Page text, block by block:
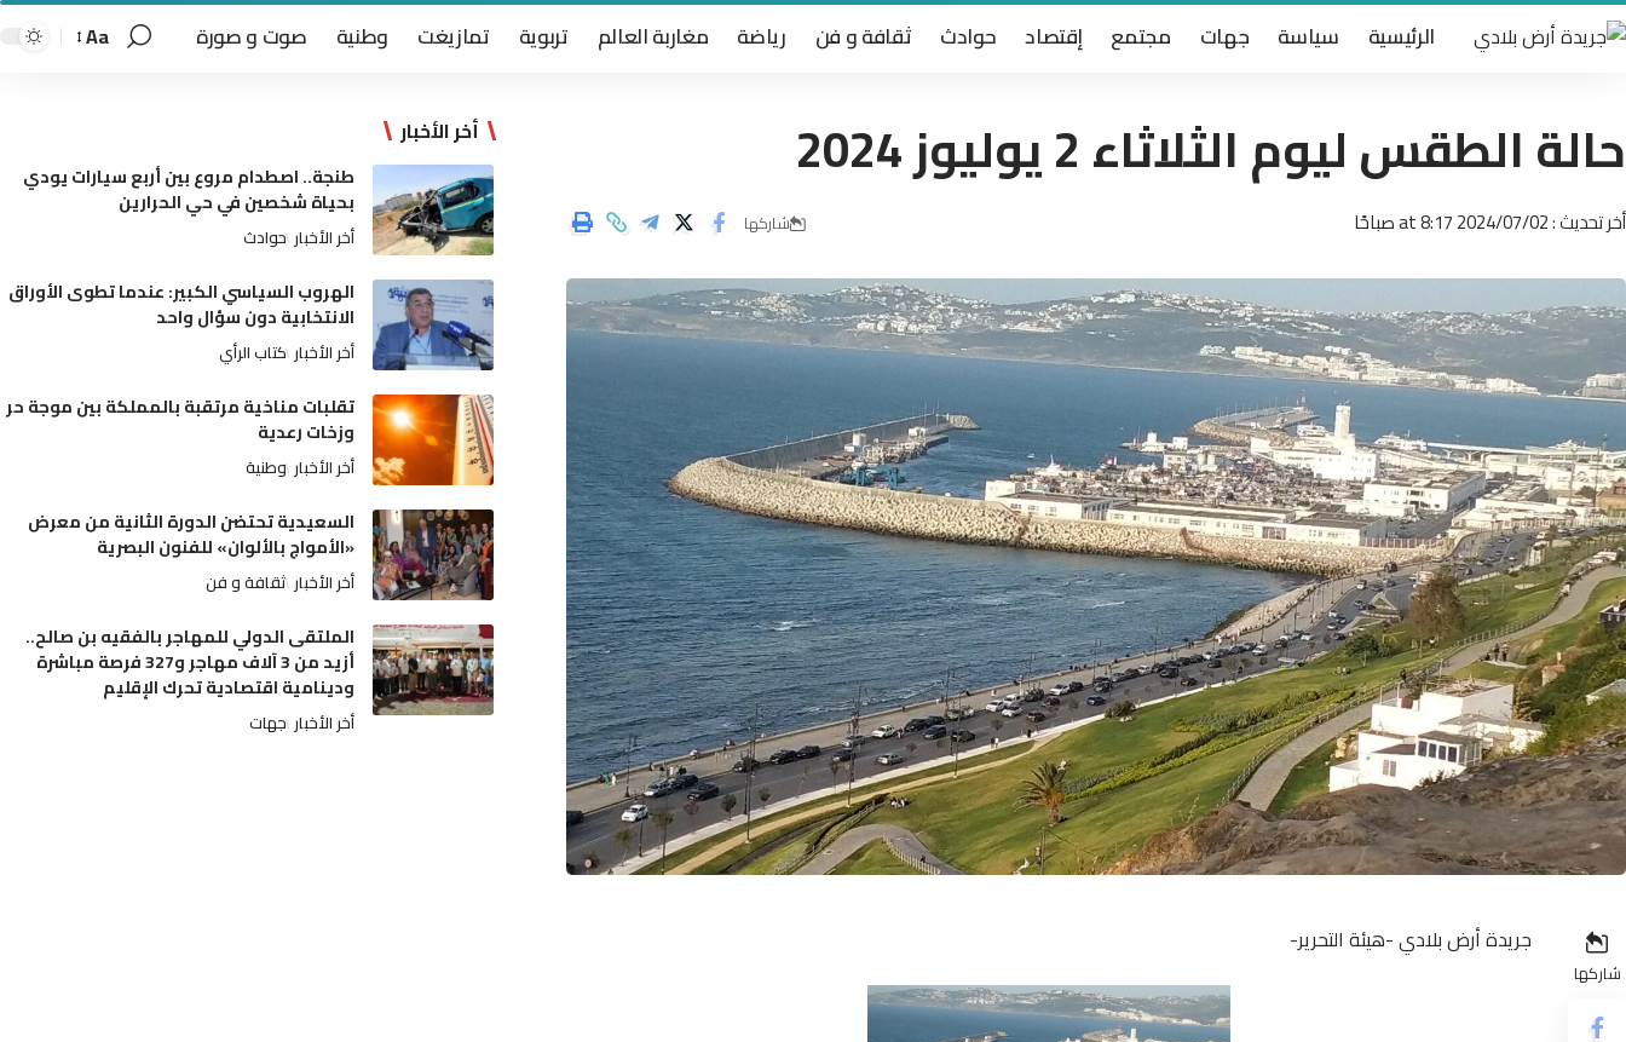
الرئيسية سياسة جهات مجتمع إقتصاد حوادث ثقافة و فن رياضة مغاربة العالم تربوية تمازيغت وطنية صوت و صورة Aa
حالة الطقس ليوم الثلاثاء 2 يوليوز 2024
أخر تحديث : 2024/07/02 at 8:17 صباحًا شاركها
شاركها
جريدة أرض بلادي -هيئة التحرير-
أخر الأخبار
طنجة.. اصطدام مروع بين أربع سيارات يودي
بحياة شخصين في حي الحرارين
أخر الأخبار حوادث
الهروب السياسي الكبير: عندما تطوى الأوراق
الانتخابية دون سؤال واحد
أخر الأخبار كتاب الرأي
تقلبات مناخية مرتقبة بالمملكة بين موجة حر
وزخات رعدية
أخر الأخبار وطنية
السعيدية تحتضن الدورة الثانية من معرض
«الأمواج بالألوان» للفنون البصرية
أخر الأخبار ثقافة و فن
الملتقى الدولي للمهاجر بالفقيه بن صالح..
أزيد من 3 آلاف مهاجر و327 فرصة مباشرة
ودينامية اقتصادية تحرك الإقليم
أخر الأخبار جهات